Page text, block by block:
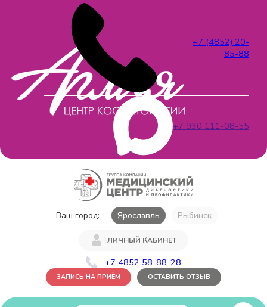
+7 (4852) 20-
85-88
+7 930 111-08-55
Ваш город: Ярославль Рыбинск
ЛИЧНЫЙ КАБИНЕТ
+7 4852 58-88-28
ЗАПИСЬ НА ПРИЁМ ОСТАВИТЬ ОТЗЫВ